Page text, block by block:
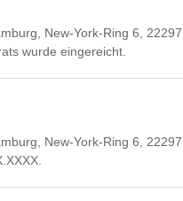
New-York-Ring 6,
wurde eingereicht.
New-York-Ring 6,